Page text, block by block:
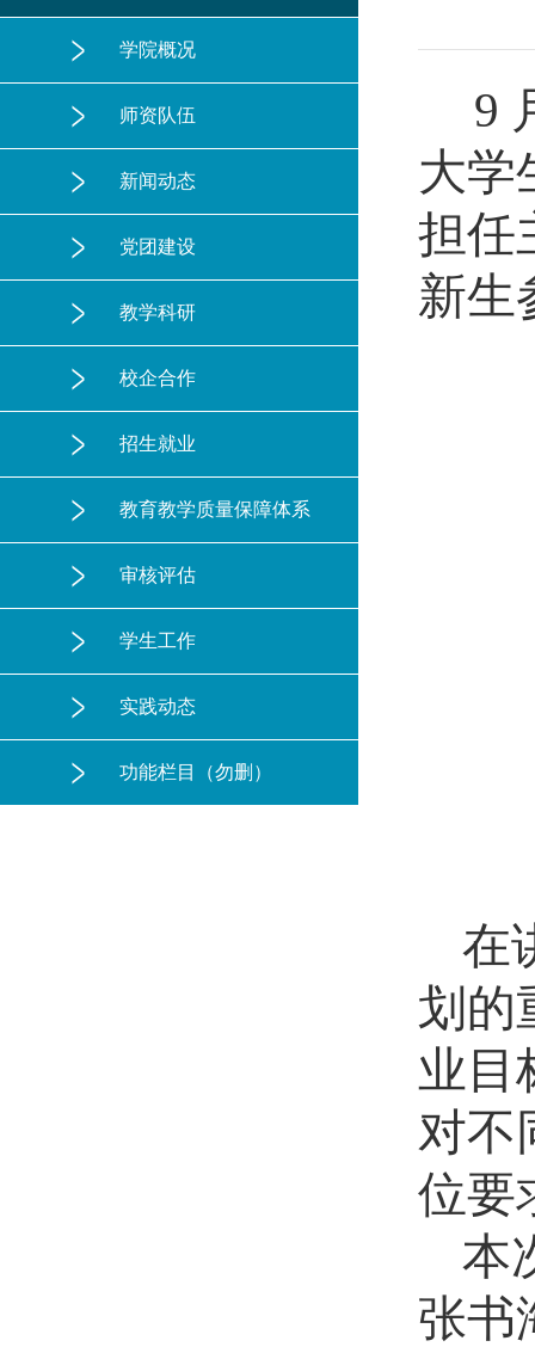
学院概况
师资队伍
新闻动态
党团建设
教学科研
校企合作
招生就业
教育教学质量保障体系
审核评估
学生工作
实践动态
功能栏目（勿删）
9
大学
担任
新生
在
划的
业目
对不
位要
本
张书